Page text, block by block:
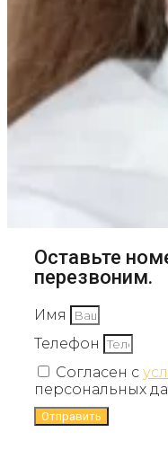
Оставьте
перезвоним.
Имя
Телефон
Согласен с
персональных
Отправить